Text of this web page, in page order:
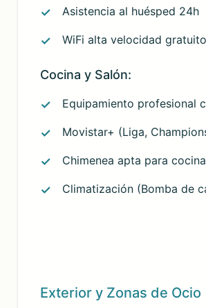
Asistencia al huésped 24h
WiFi alta velocidad gratuito
Cocina y Salón:
Equipamiento profesional
Movistar+ (Liga,
Chimenea apta para
Climatización (Bomba de
Exterior y Zonas de Ocio